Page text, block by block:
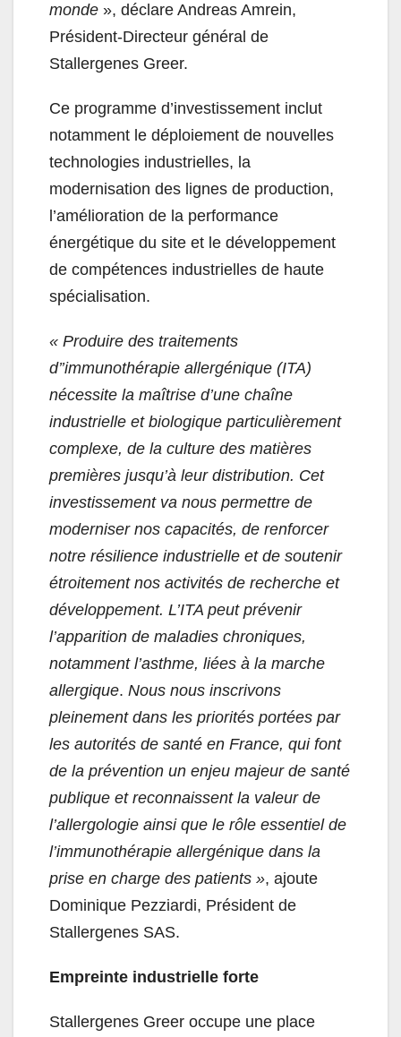
monde », déclare Andreas Amrein,
Président-Directeur général de
Stallergenes Greer.
Ce programme d’investissement inclut
notamment le déploiement de nouvelles
technologies industrielles, la
modernisation des lignes de production,
l’amélioration de la performance
énergétique du site et le développement
de compétences industrielles de haute
spécialisation.
« Produire des traitements
d’’immunothérapie allergénique (ITA)
nécessite la maîtrise d’une chaîne
industrielle et biologique particulièrement
complexe, de la culture des matières
premières jusqu’à leur distribution. Cet
investissement va nous permettre de
moderniser nos capacités, de renforcer
notre résilience industrielle et de soutenir
étroitement nos activités de recherche et
développement. L’ITA peut prévenir
l’apparition de maladies chroniques,
notamment l’asthme, liées à la marche
allergique. Nous nous inscrivons
pleinement dans les priorités portées par
les autorités de santé en France, qui font
de la prévention un enjeu majeur de santé
publique et reconnaissent la valeur de
l’allergologie ainsi que le rôle essentiel de
l’immunothérapie allergénique dans la
prise en charge des patients », ajoute
Dominique Pezziardi, Président de
Stallergenes SAS.
Empreinte industrielle forte
Stallergenes Greer occupe une place